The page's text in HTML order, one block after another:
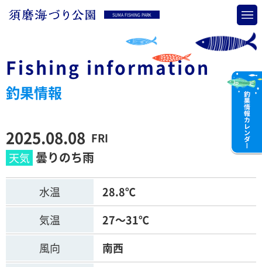
SUMA FISHING PARK
Fishing information
釣果情報
2025.08.08 FRI
曇りのち雨
水温
28.8℃
気温
27～31℃
風向
南西